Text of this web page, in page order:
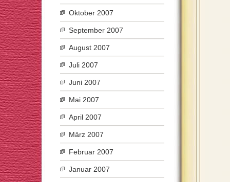
Oktober 2007
September 2007
August 2007
Juli 2007
Juni 2007
Mai 2007
April 2007
März 2007
Februar 2007
Januar 2007